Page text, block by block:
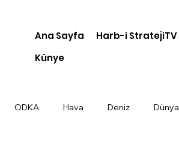
Ana Sayfa Harb-i StratejiTV
Künye
ODKA Hava Deniz Dünya